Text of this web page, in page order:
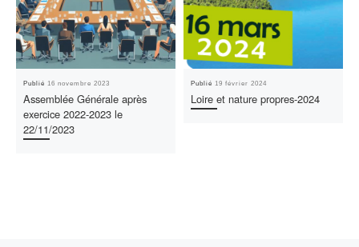
Publié 16 novembre 2023
Assemblée Générale après
exercice 2022-2023 le
22/11/2023
Publié 19 février 2024
Loire et nature propres-2024